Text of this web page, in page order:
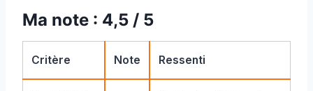
Ma note : 4,5 / 5
Critère Note Ressenti